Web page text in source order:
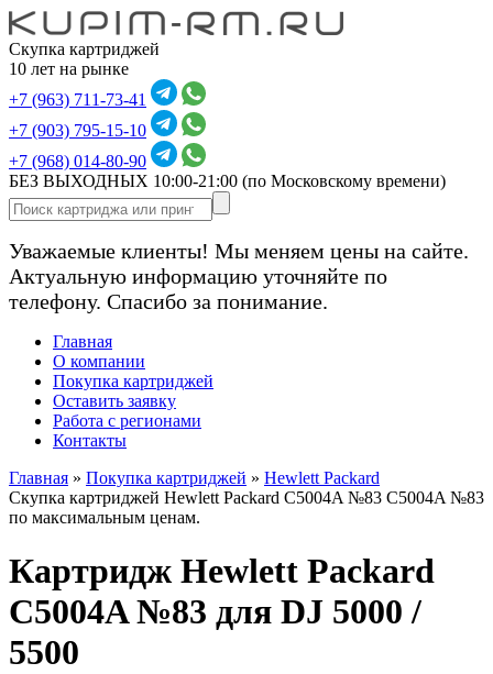
Скупка картриджей
10 лет на рынке
+7 (963) 711-73-41
+7 (903) 795-15-10
+7 (968) 014-80-90
БЕЗ ВЫХОДНЫХ 10:00-21:00 (по Московскому времени)
Уважаемые клиенты! Мы меняем цены на сайте.
Актуальную информацию уточняйте по
телефону. Спасибо за понимание.
Главная
О компании
Покупка картриджей
Оставить заявку
Работа с регионами
Контакты
Главная » Покупка картриджей » Hewlett Packard
Скупка картриджей Hewlett Packard C5004A №83 C5004A №83
по максимальным ценам.
Картридж Hewlett Packard
C5004A №83 для DJ 5000 /
5500